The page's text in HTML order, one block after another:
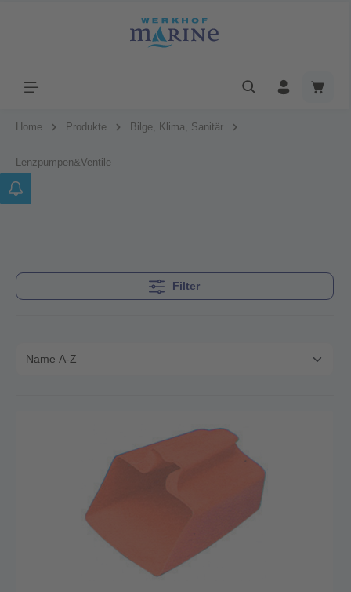
Home Produkte Bilge, Klima, Sanitär
Lenzpumpen&Ventile
Filter